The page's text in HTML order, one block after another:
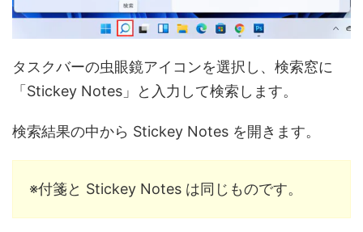
タスクバーの虫眼鏡アイコンを選択し、検索窓に
「Stickey Notes」と入力して検索します。
検索結果の中から Stickey Notes を開きます。
※付箋と Stickey Notes は同じものです。